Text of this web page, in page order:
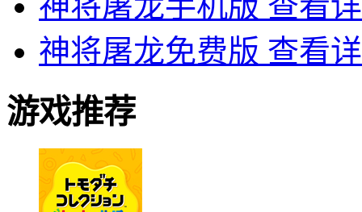
神将屠龙免费版 查看
游戏推荐